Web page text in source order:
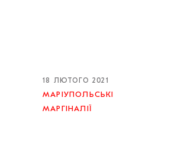
18 ЛЮТОГО 2021
МАРІУПОЛЬСЬКІ
МАРГІНАЛІЇ